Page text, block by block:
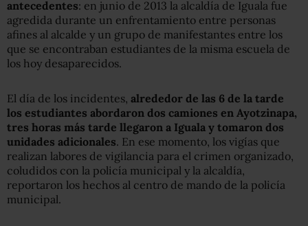
antecedentes: en junio de 2013 la alcaldía de Iguala fue
agredida durante un enfrentamiento entre personas
afines al alcalde y un grupo de manifestantes entre los
que se encontraban estudiantes de la misma escuela de
los hoy desaparecidos.
El día de los incidentes, alrededor de las 6 de la tarde
los estudiantes abordaron dos camiones en Ayotzinapa,
tres horas más tarde llegaron a Iguala y tomaron dos
unidades adicionales. En ese momento, los vigías que
realizan labores de vigilancia para el crimen organizado,
coludidos con la policía municipal y la alcaldía,
reportaron los hechos al centro de mando de la policía
municipal.